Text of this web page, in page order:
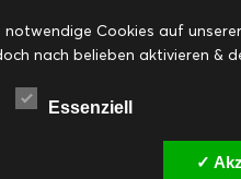
notwendige Cookies auf
nach belieben aktivieren &
Essenziell
✓